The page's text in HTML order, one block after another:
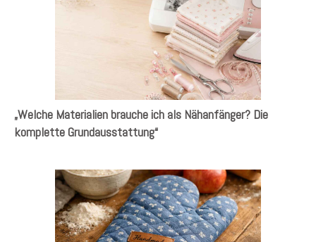
„Welche Materialien brauche ich als Nähanfänger? Die
komplette Grundausstattung“